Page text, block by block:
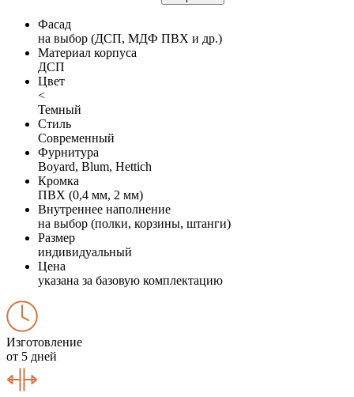
Фасад
на выбор (ДСП, МДФ ПВХ и др.)
Материал корпуса
ДСП
Цвет
<
Темный
Стиль
Современный
Фурнитура
Boyard, Blum, Hettich
Кромка
ПВХ (0,4 мм, 2 мм)
Внутреннее наполнение
на выбор (полки, корзины, штанги)
Размер
индивидуальный
Цена
указана за базовую комплектацию
Изготовление
от 5 дней